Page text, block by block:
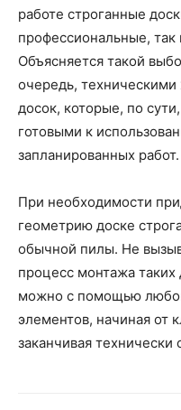
работе строганные
профессиональные,
Объясняется такой
очередь, техническими
досок, которые, по
готовыми к
запланированных работ.
При необходимости
геометрию доске
обычной пилы. Не
процесс монтажа
можно с помощью
элементов, начиная от
заканчивая